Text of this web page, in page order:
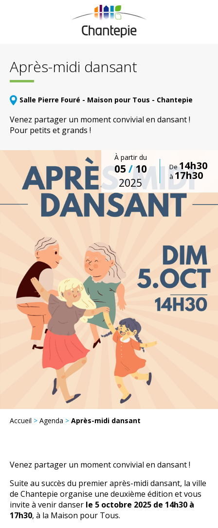
Après-midi dansant
Salle Pierre Fouré - Maison pour Tous - Chantepie
Venez partager un moment convivial en dansant !
Pour petits et grands !
À partir du
05/10
2025
De14h30
à 17h30
Accueil > Agenda > Après-midi dansant
Venez partager un moment convivial en dansant !
Suite au succès du premier après-midi dansant, la ville
de Chantepie organise une deuxième édition et vous
invite à venir danser le 5 octobre 2025 de 14h30 à
17h30, à la Maison pour Tous.